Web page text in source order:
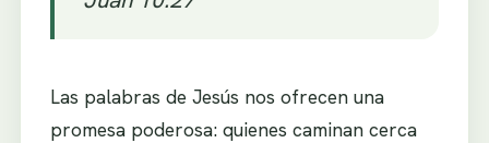
Las palabras de Jesús nos ofrecen una
promesa poderosa: quienes caminan cerca